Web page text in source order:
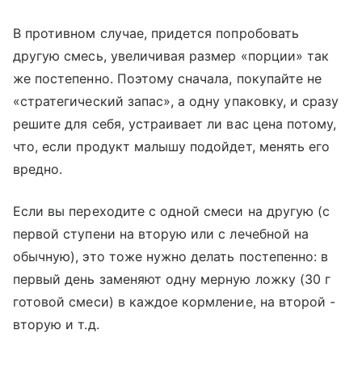
В противном случае, придется попробовать
другую смесь, увеличивая размер «порции» так
же постепенно. Поэтому сначала, покупайте не
«стратегический запас», а одну упаковку, и сразу
решите для себя, устраивает ли вас цена потому,
что, если продукт малышу подойдет, менять его
вредно.
Если вы переходите с одной смеси на другую (с
первой ступени на вторую или с лечебной на
обычную), это тоже нужно делать постепенно: в
первый день заменяют одну мерную ложку (30 г
готовой смеси) в каждое кормление, на второй -
вторую и т.д.